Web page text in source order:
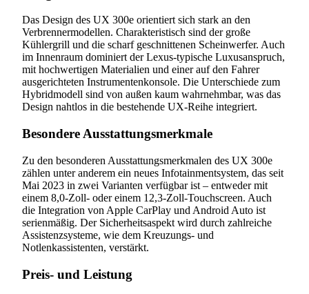
Das Design des UX 300e orientiert sich stark an den
Verbrennermodellen. Charakteristisch sind der große
Kühlergrill und die scharf geschnittenen Scheinwerfer. Auch
im Innenraum dominiert der Lexus-typische Luxusanspruch,
mit hochwertigen Materialien und einer auf den Fahrer
ausgerichteten Instrumentenkonsole. Die Unterschiede zum
Hybridmodell sind von außen kaum wahrnehmbar, was das
Design nahtlos in die bestehende UX-Reihe integriert.
Besondere Ausstattungsmerkmale
Zu den besonderen Ausstattungsmerkmalen des UX 300e
zählen unter anderem ein neues Infotainmentsystem, das seit
Mai 2023 in zwei Varianten verfügbar ist – entweder mit
einem 8,0-Zoll- oder einem 12,3-Zoll-Touchscreen. Auch
die Integration von Apple CarPlay und Android Auto ist
serienmäßig. Der Sicherheitsaspekt wird durch zahlreiche
Assistenzsysteme, wie dem Kreuzungs- und
Notlenkassistenten, verstärkt.
Preis- und Leistung